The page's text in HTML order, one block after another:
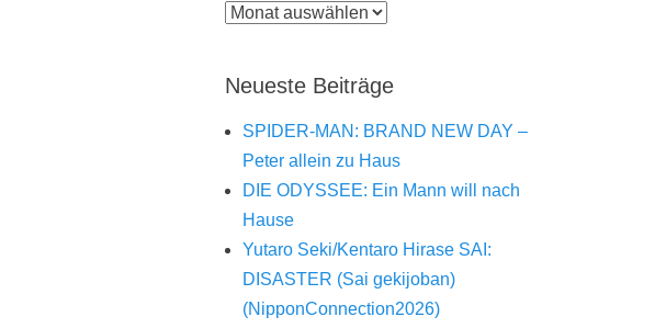
Archiv
Neueste Beiträge
SPIDER-MAN: BRAND NEW DAY –
Peter allein zu Haus
DIE ODYSSEE: Ein Mann will nach
Hause
Yutaro Seki/Kentaro Hirase SAI:
DISASTER (Sai gekijoban)
(NipponConnection2026)